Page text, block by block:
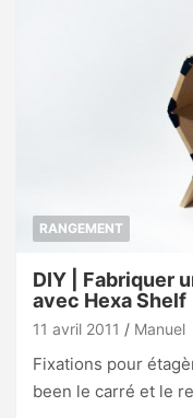
RANGEMENT
DIY | Fabriquer
avec Hexa Shelf
11 avril 2011 Manuel
Fixations pour
been le carré et le